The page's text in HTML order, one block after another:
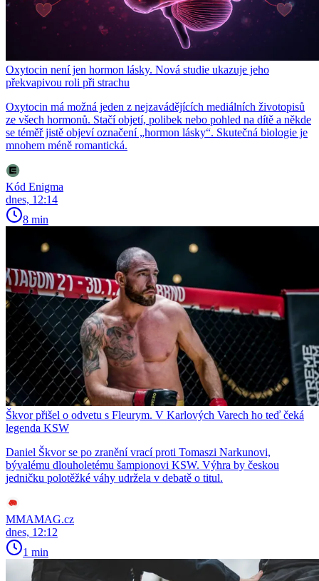
Oxytocin není jen hormon lásky. Nová studie ukazuje jeho
překvapivou roli při strachu
Oxytocin má možná jeden z nejzavádějících mediálních životopisů
ze všech hormonů. Stačí objetí, polibek nebo pohled na dítě a někde
se téměř jistě objeví označení „hormon lásky“. Skutečná biologie je
mnohem méně romantická.
Kód Enigma
dnes, 12:14
8 min
Škvor přišel o odvetu s Fleurym. V Karlových Varech ho teď čeká
legenda KSW
Daniel Škvor se po zranění vrací proti Tomaszi Narkunovi,
bývalému dlouholetému šampionovi KSW. Výhra by českou
jedničku polotěžké váhy udržela v debatě o titul.
MMAMAG.cz
dnes, 12:12
1 min